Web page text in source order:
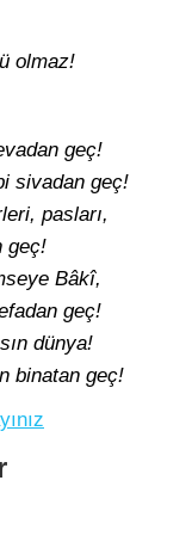
olmaz!
geç!
sivadan geç!
pasları,
geç!
Bâkî,
geç!
dünya!
binatan geç!